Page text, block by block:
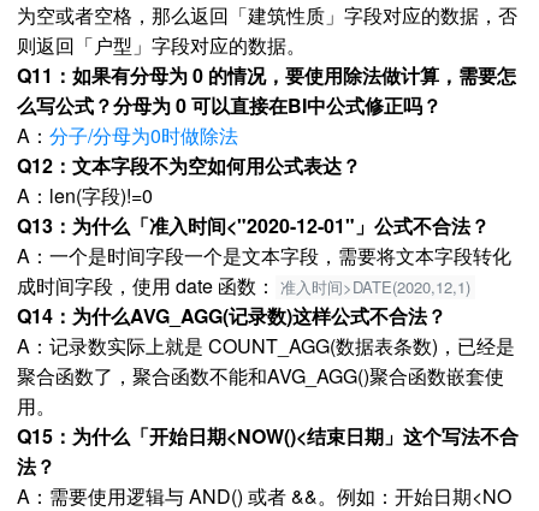
为空或者空格，那么返回「建筑性质」字段对应的数据，否
则返回「户型」字段对应的数据。
Q11：如果有分母为 0 的情况，要使用除法做计算，需要怎
么写公式？分母为 0 可以直接在BI中公式修正吗？
A： 分子/分母为0时做除法
Q12：文本字段不为空如何用公式表达？
A：len(字段)!=0
Q13：为什么「准入时间<"2020-12-01"」公式不合法？
A：一个是时间字段一个是文本字段，需要将文本字段转化
成时间字段，使用 date 函数： 准入时间>DATE(2020,12,1)
Q14：为什么AVG_AGG(记录数)这样公式不合法？
A：记录数实际上就是 COUNT_AGG(数据表条数)，已经是
聚合函数了，聚合函数不能和AVG_AGG()聚合函数嵌套使
用。
Q15：为什么「开始日期<NOW()<结束日期」这个写法不合
法？
A：需要使用逻辑与 AND() 或者 &&。例如：开始日期<NO